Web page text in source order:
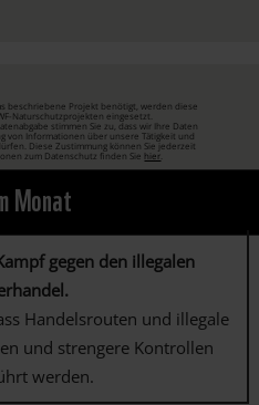
beschriebene Projekt benötigt, werden diese
Naturschutzprojekten eingesetzt.
stimmen Sie zu, dass wir Ihre Daten
von Informationen über unsere Tätigkeit und
Diese Zustimmung können Sie jederzeit
zum Datenschutz finden Sie hier
Monat
gegen den illegalen
Handelsrouten und illegale
und strengere Kontrollen
werden.